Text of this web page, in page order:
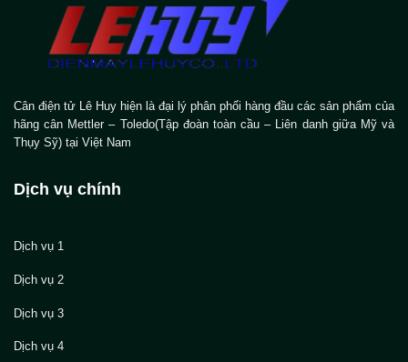
Cân điện tử Lê Huy hiện là đại lý phân phối hàng đầu các sản phẩm của
hãng cân Mettler – Toledo(Tập đoàn toàn cầu – Liên danh giữa Mỹ và
Thụy Sỹ) tại Việt Nam
Dịch vụ chính
Dịch vụ 1
Dịch vụ 2
Dịch vụ 3
Dịch vụ 4